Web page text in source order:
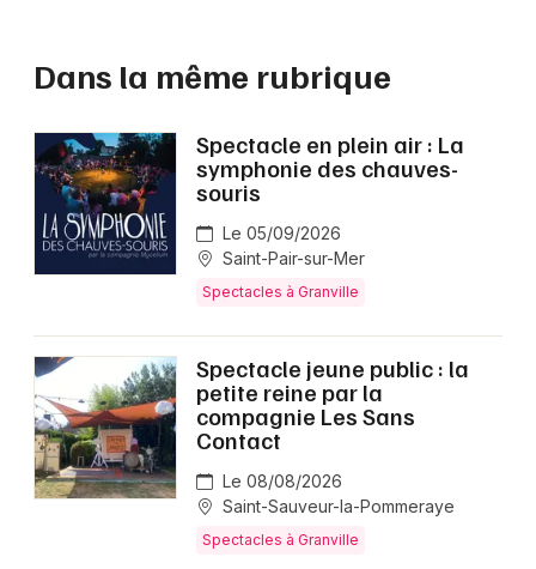
Dans la même rubrique
Spectacle en plein air : La
symphonie des chauves-
souris
Le 05/09/2026
Saint-Pair-sur-Mer
Spectacles à Granville
Spectacle jeune public : la
petite reine par la
compagnie Les Sans
Contact
Le 08/08/2026
Saint-Sauveur-la-Pommeraye
Spectacles à Granville